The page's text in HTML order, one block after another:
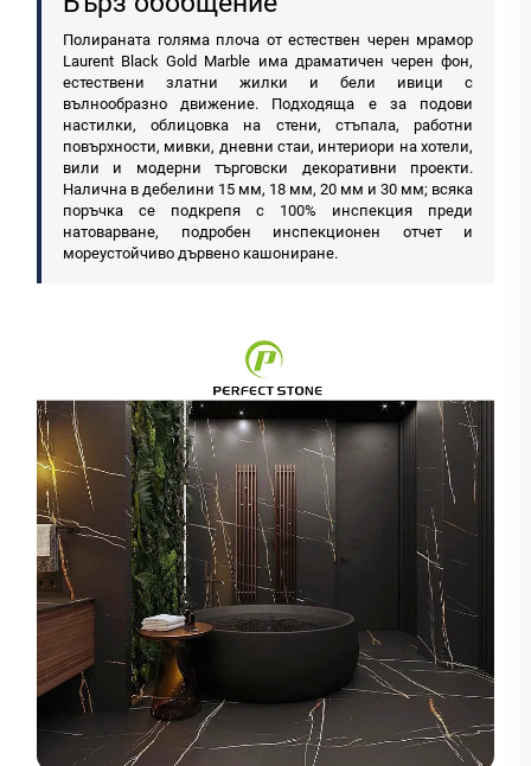
Полираната голяма плоча от естествен черен мрамор
Laurent Black Gold Marble има драматичен черен фон,
естествени златни жилки и бели ивици с
вълнообразно движение. Подходяща е за подови
настилки, облицовка на стени, стъпала, работни
повърхности, мивки, дневни стаи, интериори на хотели,
вили и модерни търговски декоративни проекти.
Налична в дебелини 15 мм, 18 мм, 20 мм и 30 мм; всяка
поръчка се подкрепя с 100% инспекция преди
натоварване, подробен инспекционен отчет и
мореустойчиво дървено кашониране.